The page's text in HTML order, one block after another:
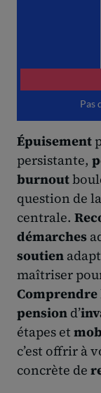
Épuisement
persistante,
burnout
question de la
centrale.
démarches
soutien
maîtriser
Comprendre
pension d’
étapes et
c’est offrir à
concrète de